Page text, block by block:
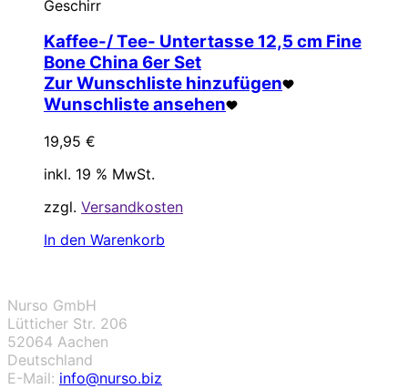
Geschirr
Kaffee-/ Tee- Untertasse 12,5 cm Fine
Bone China 6er Set
Zur Wunschliste hinzufügen
Wunschliste ansehen
19,95 €
inkl. 19 % MwSt.
zzgl. Versandkosten
In den Warenkorb
Nurso GmbH
Lütticher Str. 206
52064 Aachen
Deutschland
E-Mail: info@nurso.biz